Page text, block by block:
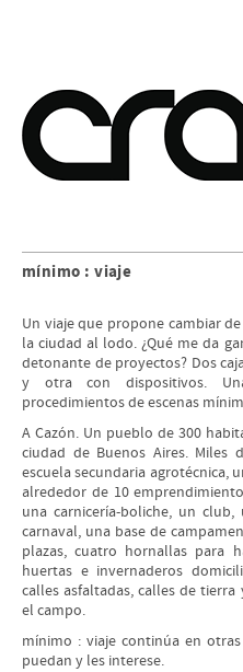
mínimo : viaje
Un viaje que propone cambiar
la ciudad al lodo. ¿Qué me da
detonante de proyectos? Dos
y otra con dispositivos.
procedimientos de escenas
A Cazón. Un pueblo de 300
ciudad de Buenos Aires. Miles
escuela secundaria agrotécnica,
alrededor de 10
una carnicería-boliche, un
carnaval, una base de
plazas, cuatro hornallas para
huertas e invernaderos
calles asfaltadas, calles de
el campo.
mínimo : viaje continúa en
puedan y les interese.